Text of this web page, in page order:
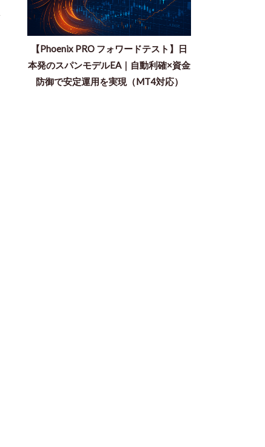
【Phoenix PRO フォワードテスト】日
本発のスパンモデルEA｜自動利確×資金
防御で安定運用を実現（MT4対応）